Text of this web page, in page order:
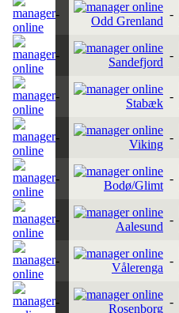
-
Odd Grenland
-
-
Sandefjord
-
-
Stabæk
-
-
Viking
-
-
Bodø/Glimt
-
-
Aalesund
-
-
Vålerenga
-
-
Rosenborg
-